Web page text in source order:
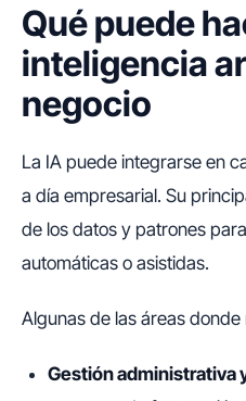
Qué puede
inteligencia
negocio
La IA puede integrarse en
a día empresarial. Su
de los datos y patrones
automáticas o asistidas.
Algunas de las áreas
Gestión administrativa